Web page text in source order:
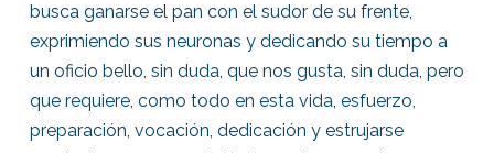
busca ganarse el pan con el sudor de su frente,
exprimiendo sus neuronas y dedicando su tiempo a
un oficio bello, sin duda, que nos gusta, sin duda, pero
que requiere, como todo en esta vida, esfuerzo,
preparación, vocación, dedicación y estrujarse